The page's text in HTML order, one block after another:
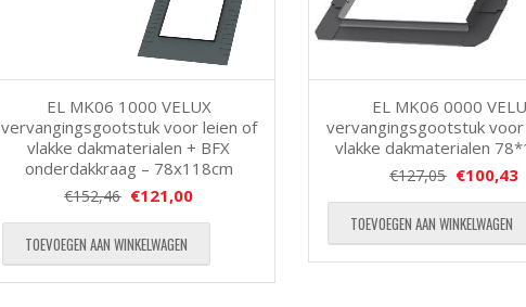
EL MK06 1000 VELUX
vervangingsgootstuk voor leien of
vlakke dakmaterialen + BFX
onderdakkraag – 78x118cm
€152,46 €121,00
TOEVOEGEN AAN WINKELWAGEN
EL MK06 0000
vervangingsgootstuk
vlakke dakmaterialen
€127,05 €100,43
TOEVOEGEN AAN WINKELWAGEN